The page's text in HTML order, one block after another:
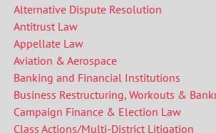
Alternative Dispute Resolution
Antitrust Law
Appellate Law
Aviation & Aerospace
Banking and Financial Institutions
Business Restructuring, Workouts &
Campaign Finance & Election Law
Class Actions/Multi-District Litigation